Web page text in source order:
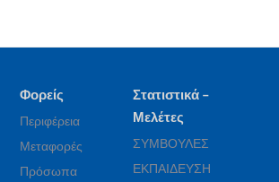
Φορείς
Περιφέρεια
Μεταφορές
Πρόσωπα
Στατιστικά –
Μελέτες
ΣΥΜΒΟΥΛΕΣ
ΕΚΠΑΙΔΕΥΣΗ